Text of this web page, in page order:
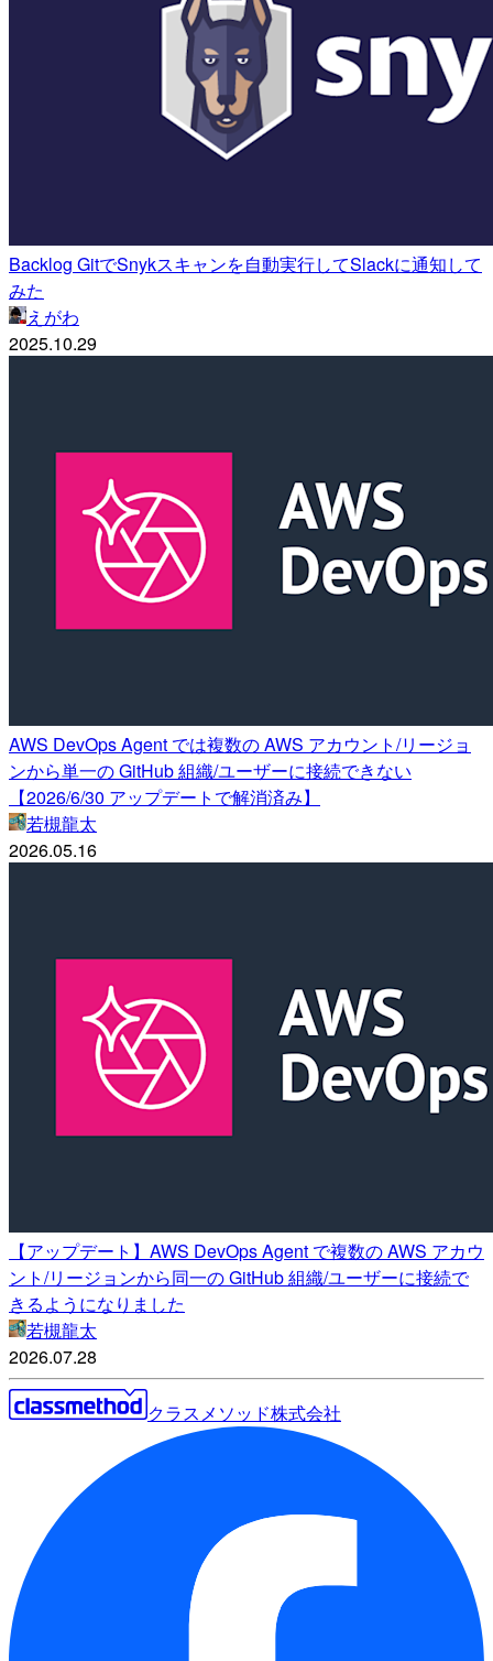
Backlog GitでSnykスキャンを自動実行してSlackに通知して
みた
えがわ
2025.10.29
AWS DevOps Agent では複数の AWS アカウント/リージョ
ンから単一の GitHub 組織/ユーザーに接続できない
【2026/6/30 アップデートで解消済み】
若槻龍太
2026.05.16
【アップデート】AWS DevOps Agent で複数の AWS アカウ
ント/リージョンから同一の GitHub 組織/ユーザーに接続で
きるようになりました
若槻龍太
2026.07.28
クラスメソッド株式会社